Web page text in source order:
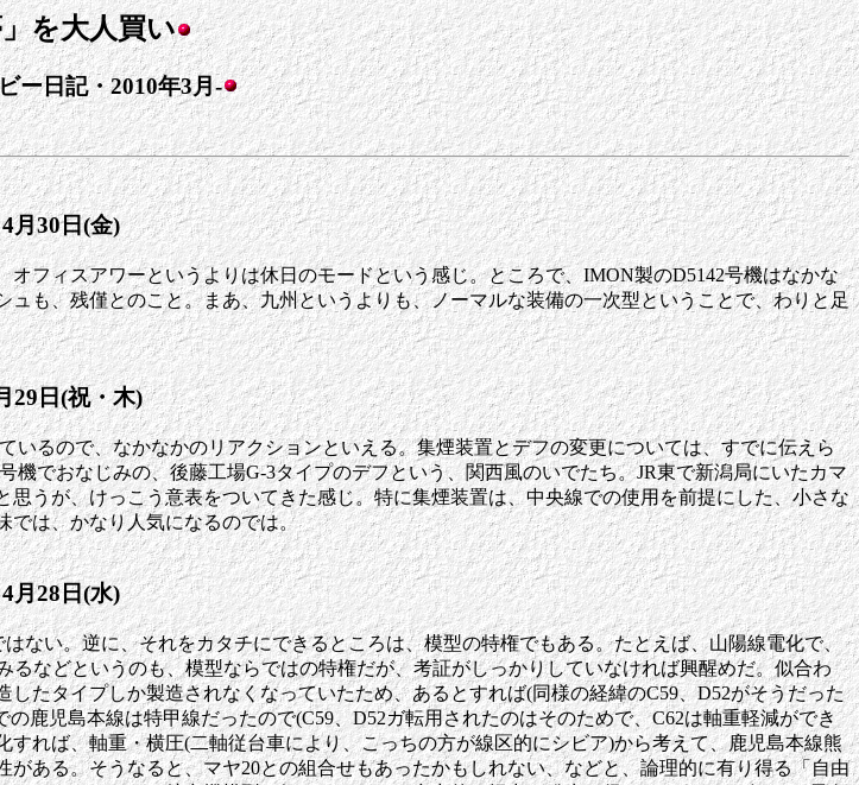
を大人買い
ー日記・2010年3月-
4月30日(金)
フィスアワーというよりは休日のモードという感じ。ところで、IMON製のD5142号機はなかな
も、残僅とのこと。まあ、九州というよりも、ノーマルな装備の一次型ということで、わりと足
29日(祝・木)
るので、なかなかのリアクションといえる。集煙装置とデフの変更については、すでに伝えら
でおなじみの、後藤工場G-3タイプのデフという、関西風のいでたち。JR東で新潟局にいたカマ
うが、けっこう意表をついてきた感じ。特に集煙装置は、中央線での使用を前提にした、小さな
では、かなり人気になるのでは。
4月28日(水)
ない。逆に、それをカタチにできるところは、模型の特権でもある。たとえば、山陽線電化で、
などというのも、模型ならではの特権だが、考証がしっかりしていなければ興醒めだ。似合わ
たタイプしか製造されなくなっていたため、あるとすれば(同様の経緯のC59、D52がそうだった
鹿児島本線は特甲線だったので(C59、D52ガ転用されたのはそのためで、C62は軸重軽減ができ
れば、軸重・横圧(二軸従台車により、こっちの方が線区的にシビア)から考えて、鹿児島本線熊
ある。そうなると、マヤ20との組合せもあったかもしれない、などと、論理的に有り得る「自由